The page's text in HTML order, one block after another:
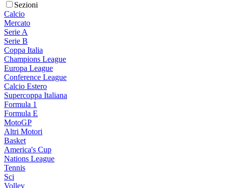
Sezioni
Calcio
Mercato
Serie A
Serie B
Coppa Italia
Champions League
Europa League
Conference League
Calcio Estero
Supercoppa Italiana
Formula 1
Formula E
MotoGP
Altri Motori
Basket
America's Cup
Nations League
Tennis
Sci
Volley